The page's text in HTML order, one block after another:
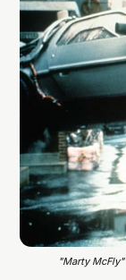
"Marty McFly"